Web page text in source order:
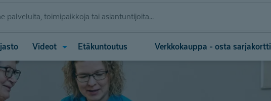
Videot Avaa
(Videot)
Etäkuntoutus Verkkokauppa - osta sarjakortti